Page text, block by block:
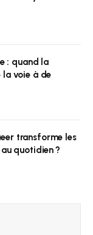
: quand la
la voie à de
transforme les
quotidien ?